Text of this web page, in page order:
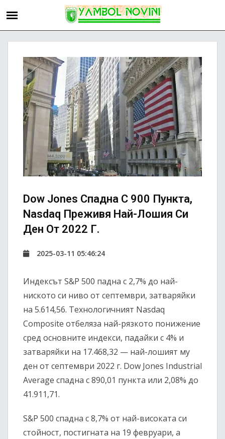
Dow Jones Спадна С 900 Пункта,
Nasdaq Преживя Най-Лошия Си
Ден От 2022 Г.
2025-03-11 05:46:24
Индексът S&P 500 падна с 2,7% до най-
ниското си ниво от септември, затваряйки
на 5.614,56. Технологичният Nasdaq
Composite отбеляза най-рязкото понижение
сред основните индекси, падайки с 4% и
затваряйки на 17.468,32 — най-лошият му
ден от септември 2022 г. Dow Jones Industrial
Average спадна с 890,01 пункта или 2,08% до
41.911,71.
S&P 500 спадна с 8,7% от най-високата си
стойност, постигната на 19 февруари, а